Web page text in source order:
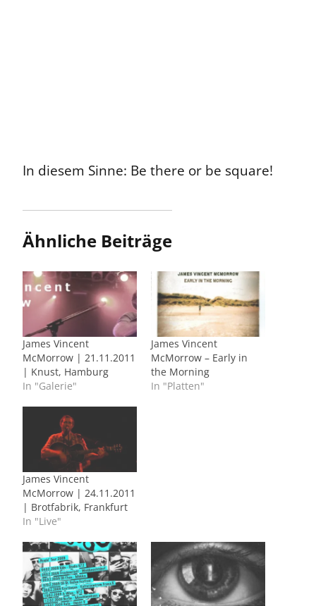
In diesem Sinne: Be there or be square!
Ähnliche Beiträge
James Vincent
McMorrow | 21.11.2011
| Knust, Hamburg
In "Galerie"
James Vincent
McMorrow – Early in
the Morning
In "Platten"
James Vincent
McMorrow | 24.11.2011
| Brotfabrik, Frankfurt
In "Live"